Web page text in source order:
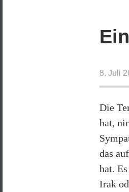
8. Juli
Die
hat,
das
hat.
Irak